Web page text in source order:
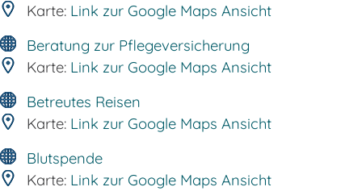
Karte: Link zur Google Maps Ansicht
Beratung zur Pflegeversicherung
Karte: Link zur Google Maps Ansicht
Betreutes Reisen
Karte: Link zur Google Maps Ansicht
Blutspende
Karte: Link zur Google Maps Ansicht